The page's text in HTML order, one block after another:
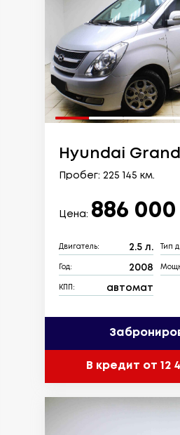
Hyundai Grand
Пробег: 225 145 км.
Цена: 886
Двигатель: 2.5 л. Тип
Год: 2008
КПП: автомат
В кредит от 12